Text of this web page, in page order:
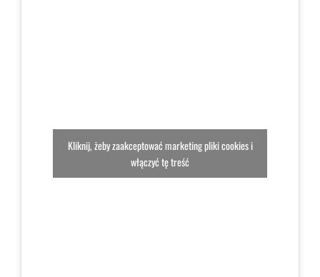
Kliknij, żeby zaakceptować marketing pliki cookies i
włączyć tę treść